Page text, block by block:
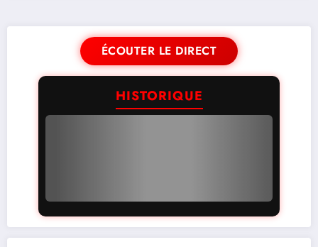
ÉCOUTER LE DIRECT
HISTORIQUE